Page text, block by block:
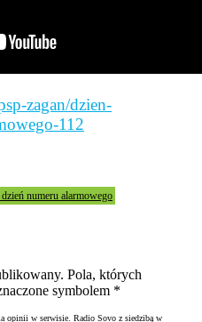
zagan/dzien-
112
numeru alarmowego
Pola, których
symbolem *
opinii w serwisie. Radio Sovo z siedzibą w